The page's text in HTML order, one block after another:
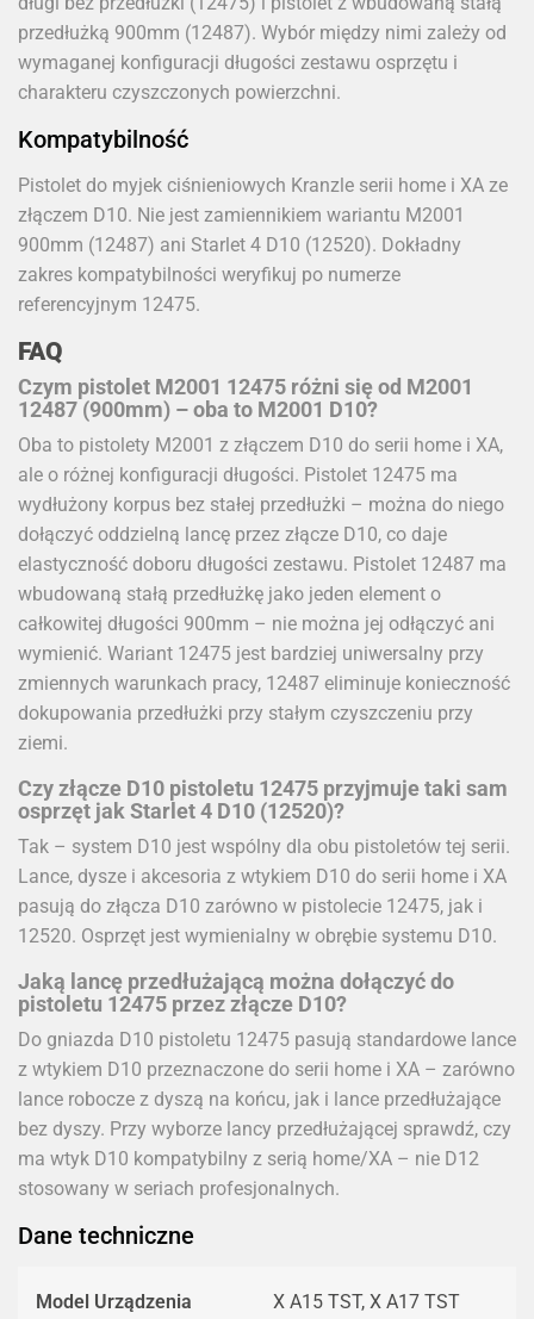
przedłużką 900mm (12487). Wybór między nimi zależy od
wymaganej konfiguracji długości zestawu osprzętu i
charakteru czyszczonych powierzchni.
Kompatybilność
Pistolet do myjek ciśnieniowych Kranzle serii home i XA ze
złączem D10. Nie jest zamiennikiem wariantu M2001
900mm (12487) ani Starlet 4 D10 (12520). Dokładny
zakres kompatybilności weryfikuj po numerze
referencyjnym 12475.
FAQ
Czym pistolet M2001 12475 różni się od M2001
12487 (900mm) – oba to M2001 D10?
Oba to pistolety M2001 z złączem D10 do serii home i XA,
ale o różnej konfiguracji długości. Pistolet 12475 ma
wydłużony korpus bez stałej przedłużki – można do niego
dołączyć oddzielną lancę przez złącze D10, co daje
elastyczność doboru długości zestawu. Pistolet 12487 ma
wbudowaną stałą przedłużkę jako jeden element o
całkowitej długości 900mm – nie można jej odłączyć ani
wymienić. Wariant 12475 jest bardziej uniwersalny przy
zmiennych warunkach pracy, 12487 eliminuje konieczność
dokupowania przedłużki przy stałym czyszczeniu przy
ziemi.
Czy złącze D10 pistoletu 12475 przyjmuje taki sam
osprzęt jak Starlet 4 D10 (12520)?
Tak – system D10 jest wspólny dla obu pistoletów tej serii.
Lance, dysze i akcesoria z wtykiem D10 do serii home i XA
pasują do złącza D10 zarówno w pistolecie 12475, jak i
12520. Osprzęt jest wymienialny w obrębie systemu D10.
Jaką lancę przedłużającą można dołączyć do
pistoletu 12475 przez złącze D10?
Do gniazda D10 pistoletu 12475 pasują standardowe lance
z wtykiem D10 przeznaczone do serii home i XA – zarówno
lance robocze z dyszą na końcu, jak i lance przedłużające
bez dyszy. Przy wyborze lancy przedłużającej sprawdź, czy
ma wtyk D10 kompatybilny z serią home/XA – nie D12
stosowany w seriach profesjonalnych.
Dane techniczne
Model Urządzenia X A15 TST, X A17 TST